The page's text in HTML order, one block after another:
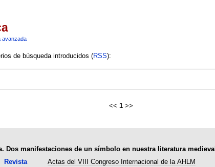
avanzada
de búsqueda introducidos (RSS):
<< 1 >>
Dos manifestaciones de un símbolo en nuestra literatura medieval
Revista Actas del VIII Congreso Internacional de la AHLM